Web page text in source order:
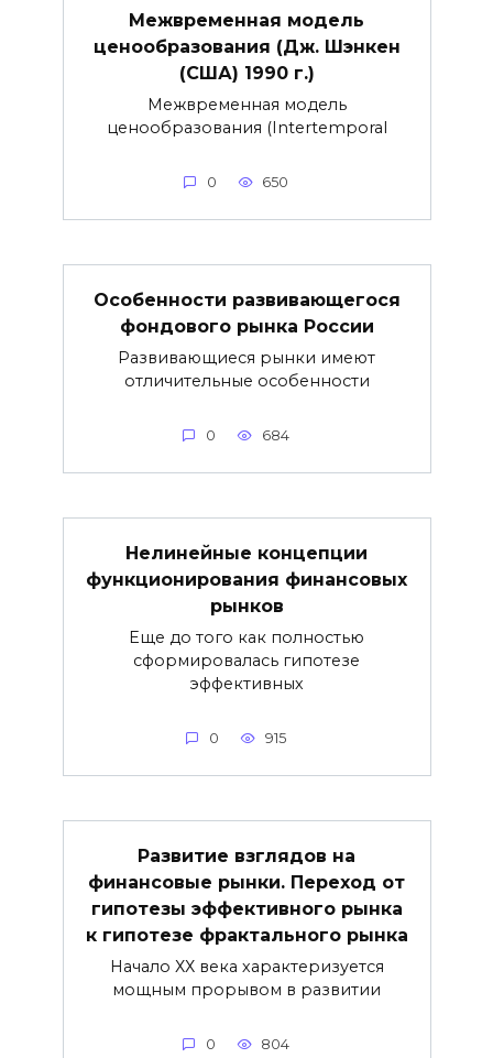
Межвременная модель
ценообразования (Дж. Шэнкен
(США) 1990 г.)
Межвременная модель
ценообразования (Intertemporal
0 650
Особенности развивающегося
фондового рынка России
Развивающиеся рынки имеют
отличительные особенности
0 684
Нелинейные концепции
функционирования финансовых
рынков
Еще до того как полностью
сформировалась гипотезе
эффективных
0 915
Развитие взглядов на
финансовые рынки. Переход от
гипотезы эффективного рынка
к гипотезе фрактального рынка
Начало ХХ века характеризуется
мощным прорывом в развитии
0 804